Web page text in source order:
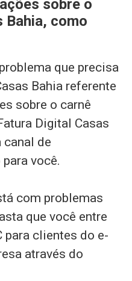
sobre o
Bahia, como
que precisa
Bahia referente
sobre o carnê
Digital Casas
canal de
você.
com problemas
que você entre
para clientes do e-
através do